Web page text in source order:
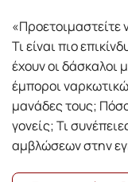
«Προετοιμαστείτε
Τι είναι πιο
έχουν οι δάσκαλοι
έμποροι
μανάδες τους; Πόσο
γονείς; Τι
αμβλώσεων στην